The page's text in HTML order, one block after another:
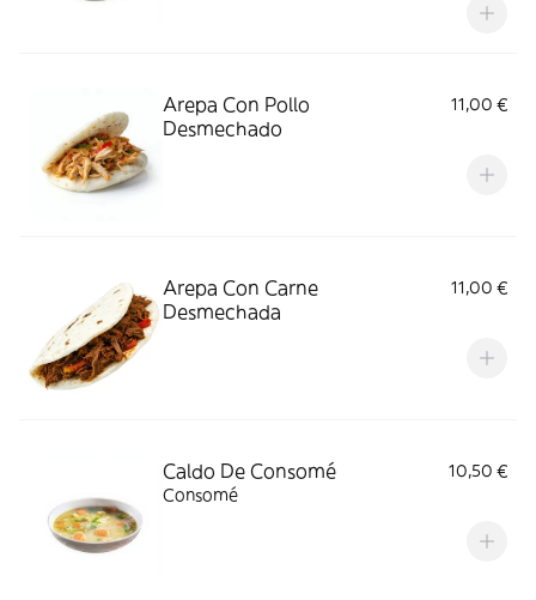
Arepa Con Pollo
Desmechado
11,00 €
Arepa Con Carne
Desmechada
11,00 €
Caldo De Consomé
10,50 €
Consomé